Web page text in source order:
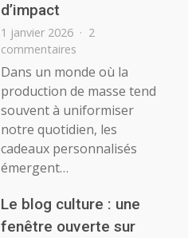
d’impact
1 janvier 2026
2
commentaires
Pourquoi
les
cadeaux
personnalisés
ont
plus
Dans un monde où la
production de masse tend
souvent à uniformiser
notre quotidien, les
cadeaux personnalisés
émergent…
Le blog culture : une
fenêtre ouverte sur